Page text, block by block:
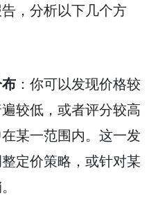
，分析以下几个方
：你可以发现价格较
较低，或者评分较高
某一范围内。这一发
定价策略，或针对某